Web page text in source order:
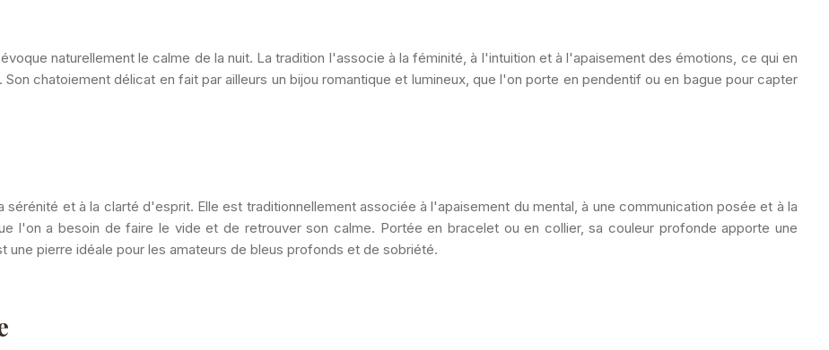
évoque naturellement le calme de la nuit. La tradition l'associe à la féminité, à l'intuition et à l'apaisement des émotions, ce qui en
chatoiement délicat en fait par ailleurs un bijou romantique et lumineux, que l'on porte en pendentif ou en bague pour capter
sérénité et à la clarté d'esprit. Elle est traditionnellement associée à l'apaisement du mental, à une communication posée et à la
l'on a besoin de faire le vide et de retrouver son calme. Portée en bracelet ou en collier, sa couleur profonde apporte une
pierre idéale pour les amateurs de bleus profonds et de sobriété.